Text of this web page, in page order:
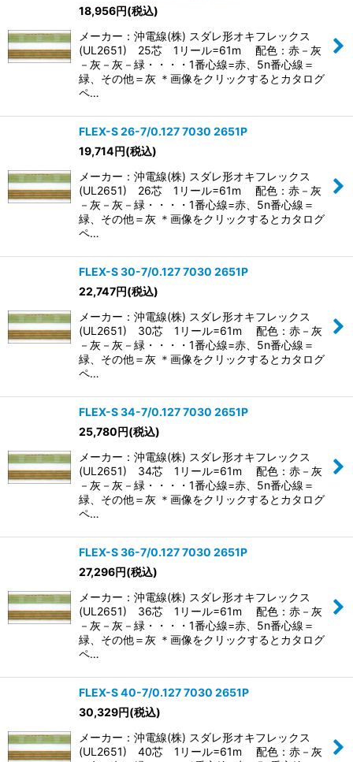
18,956円(税込)
メーカー：沖電線(株) スダレ形オキフレックス
(UL2651) 25芯 1リール=61m 配色：赤－灰
－灰－灰－緑・・・・1番心線=赤、5n番心線＝
緑、その他＝灰 ＊画像をクリックするとカタログ
ペ…
FLEX-S 26-7/0.127 7030 2651P
19,714円(税込)
メーカー：沖電線(株) スダレ形オキフレックス
(UL2651) 26芯 1リール=61m 配色：赤－灰
－灰－灰－緑・・・・1番心線=赤、5n番心線＝
緑、その他＝灰 ＊画像をクリックするとカタログ
ペ…
FLEX-S 30-7/0.127 7030 2651P
22,747円(税込)
メーカー：沖電線(株) スダレ形オキフレックス
(UL2651) 30芯 1リール=61m 配色：赤－灰
－灰－灰－緑・・・・1番心線=赤、5n番心線＝
緑、その他＝灰 ＊画像をクリックするとカタログ
ペ…
FLEX-S 34-7/0.127 7030 2651P
25,780円(税込)
メーカー：沖電線(株) スダレ形オキフレックス
(UL2651) 34芯 1リール=61m 配色：赤－灰
－灰－灰－緑・・・・1番心線=赤、5n番心線＝
緑、その他＝灰 ＊画像をクリックするとカタログ
ペ…
FLEX-S 36-7/0.127 7030 2651P
27,296円(税込)
メーカー：沖電線(株) スダレ形オキフレックス
(UL2651) 36芯 1リール=61m 配色：赤－灰
－灰－灰－緑・・・・1番心線=赤、5n番心線＝
緑、その他＝灰 ＊画像をクリックするとカタログ
ペ…
FLEX-S 40-7/0.127 7030 2651P
30,329円(税込)
メーカー：沖電線(株) スダレ形オキフレックス
(UL2651) 40芯 1リール=61m 配色：赤－灰